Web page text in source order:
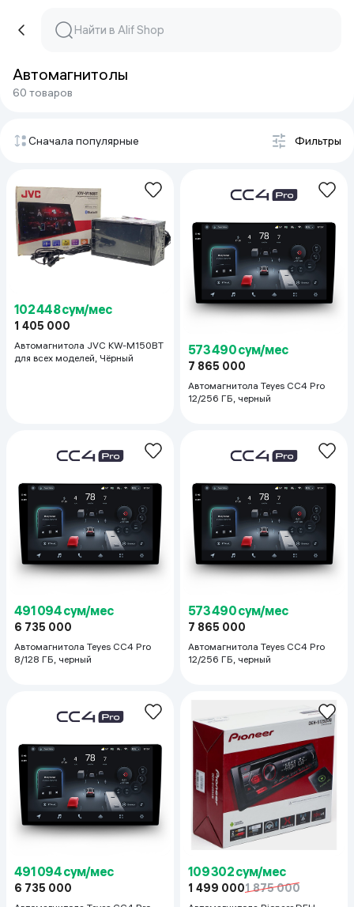
Автомагнитолы
60 товаров
Сначала популярные Фильтры
102 448 сум/мес
1 405 000
Автомагнитола JVC KW-M150BT
для всех моделей, Чёрный
573 490 сум/мес
7 865 000
Автомагнитола Teyes CC4 Pro
12/256 ГБ, черный
491 094 сум/мес
6 735 000
Автомагнитола Teyes CC4 Pro
8/128 ГБ, черный
573 490 сум/мес
7 865 000
Автомагнитола Teyes CC4 Pro
12/256 ГБ, черный
491 094 сум/мес
6 735 000
109 302 сум/мес
1 499 0001 875 000